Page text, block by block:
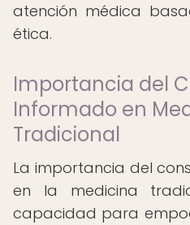
atención médica
ética.
Importancia del
Informado en
Tradicional
La importancia del
en la medicina
capacidad para